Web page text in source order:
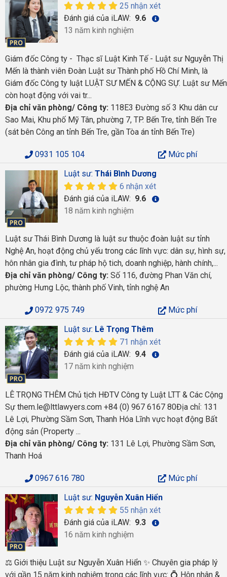
25 nhận xét
Đánh giá của iLAW: 9.6
13 năm kinh nghiệm
Giám đốc Công ty - Thạc sĩ Luật Kinh Tế - Luật sư Nguyễn Thị
Mến là thành viên Đoàn Luật sư Thành phố Hồ Chí Minh, là
Giám đốc Công ty luật LUẬT SƯ MẾN & CỘNG SỰ. Luật sư Mến
còn hoạt động với vai tr...
Địa chỉ văn phòng/ Công ty: 118E3 Đường số 3 Khu dân cư
Sao Mai, Khu phố Mỹ Tân, phường 7, TP. Bến Tre, tỉnh Bến Tre
(sát bên Công an tỉnh Bến Tre, gần Tòa án tỉnh Bến Tre)
0931 105 104
Mức phí
Luật sư: Thái Bình Dương
6 nhận xét
Đánh giá của iLAW: 9.6
18 năm kinh nghiệm
Luật sư Thái Bình Dương là luật sư thuộc đoàn luật sư tỉnh
Nghệ An, hoạt động chủ yếu trong các lĩnh vực: dân sự, hình sự,
hôn nhân gia đình, tư pháp hộ tich, doanh nghiệp, hành chính,...
Địa chỉ văn phòng/ Công ty: Số 116, đường Phan Văn chí,
phường Hưng Lộc, thành phố Vinh, tỉnh nghệ An
0972 975 749
Mức phí
Luật sư: Lê Trọng Thêm
71 nhận xét
Đánh giá của iLAW: 9.4
17 năm kinh nghiệm
LÊ TRỌNG THÊM Chủ tịch HĐTV Công ty Luật LTT & Các Cộng
Sự them.le@lttlawyers.com +84 (0) 967 6167 80Địa chỉ: 131
Lê Lợi, Phường Sầm Sơn, Thanh Hóa Lĩnh vực hoạt động Bất
động sản (Property ...
Địa chỉ văn phòng/ Công ty: 131 Lê Lợi, Phường Sầm Sơn,
Thanh Hoá
0967 616 780
Mức phí
Luật sư: Nguyễn Xuân Hiển
55 nhận xét
Đánh giá của iLAW: 9.3
16 năm kinh nghiệm
⚖️ Giới thiệu Luật sư Nguyễn Xuân Hiển ✨ Chuyên gia pháp lý
với gần 15 năm kinh nghiệm trong các lĩnh vực: 💍 Hôn nhân &